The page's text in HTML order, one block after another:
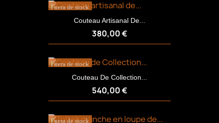
Couteau Artisanal De...
380,00 €
Fuera de stock
Couteau De Collection...
540,00 €
Fuera de stock
Fuera de stock